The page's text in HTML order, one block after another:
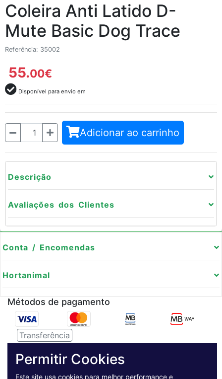
Coleira Anti Latido D-
Mute Basic Dog Trace
Referência: 35002
55.00€
Disponível para envio em
Quantidade Adicionar ao carrinho
Descrição
Avaliações dos Clientes
Conta / Encomendas
Hortanimal
Métodos de pagamento
Transferência
Permitir Cookies
Este site usa cookies para melhor performance e